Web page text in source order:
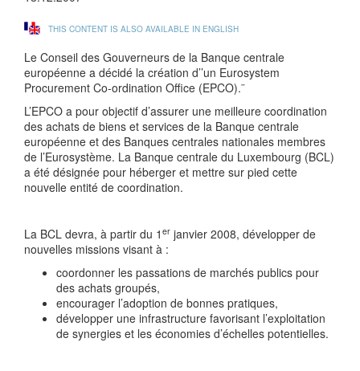
THIS CONTENT IS ALSO AVAILABLE IN ENGLISH
Le Conseil des Gouverneurs de la Banque centrale
européenne a décidé la création d’’un Eurosystem
Procurement Co-ordination Office (EPCO).¨
L’EPCO a pour objectif d’assurer une meilleure coordination
des achats de biens et services de la Banque centrale
européenne et des Banques centrales nationales membres
de l’Eurosystème. La Banque centrale du Luxembourg (BCL)
a été désignée pour héberger et mettre sur pied cette
nouvelle entité de coordination.
La BCL devra, à partir du 1 er janvier 2008, développer de
nouvelles missions visant à :
coordonner les passations de marchés publics pour
des achats groupés,
encourager l’adoption de bonnes pratiques,
développer une infrastructure favorisant l’exploitation
de synergies et les économies d’échelles potentielles.